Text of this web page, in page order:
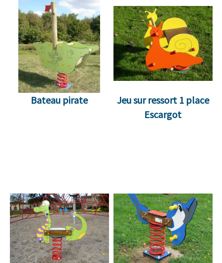
Bateau pirate
Jeu sur ressort 1 place
Escargot